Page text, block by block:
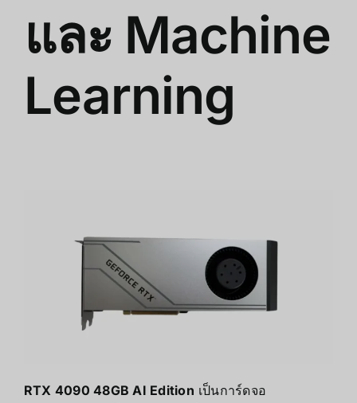
และ Machine
Learning
RTX 4090 48GB AI Edition เป็นการ์ดจอ